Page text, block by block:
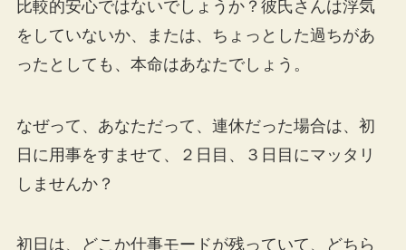
比較的安心ではないでしょうか？彼氏さんは浮気
をしていないか、または、ちょっとした過ちがあ
ったとしても、本命はあなたでしょう。
なぜって、あなただって、連休だった場合は、初
日に用事をすませて、２日目、３日目にマッタリ
しませんか？
初日は、どこか仕事モードが残っていて、どちら